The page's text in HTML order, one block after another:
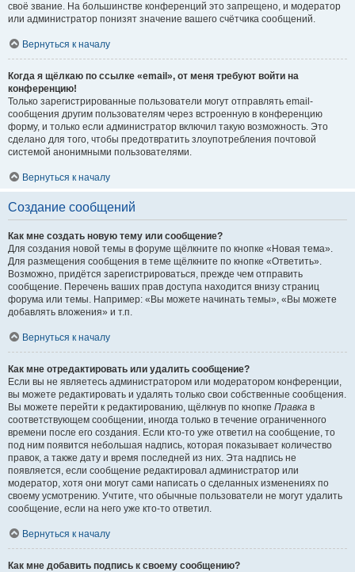
своё звание. На большинстве конференций это запрещено, и модератор
или администратор понизят значение вашего счётчика сообщений.
Вернуться к началу
Когда я щёлкаю по ссылке «email», от меня требуют войти на
конференцию!
Только зарегистрированные пользователи могут отправлять email-
сообщения другим пользователям через встроенную в конференцию
форму, и только если администратор включил такую возможность. Это
сделано для того, чтобы предотвратить злоупотребления почтовой
системой анонимными пользователями.
Вернуться к началу
Создание сообщений
Как мне создать новую тему или сообщение?
Для создания новой темы в форуме щёлкните по кнопке «Новая тема».
Для размещения сообщения в теме щёлкните по кнопке «Ответить».
Возможно, придётся зарегистрироваться, прежде чем отправить
сообщение. Перечень ваших прав доступа находится внизу страниц
форума или темы. Например: «Вы можете начинать темы», «Вы можете
добавлять вложения» и т.п.
Вернуться к началу
Как мне отредактировать или удалить сообщение?
Если вы не являетесь администратором или модератором конференции,
вы можете редактировать и удалять только свои собственные сообщения.
Вы можете перейти к редактированию, щёлкнув по кнопке Правка в
соответствующем сообщении, иногда только в течение ограниченного
времени после его создания. Если кто-то уже ответил на сообщение, то
под ним появится небольшая надпись, которая показывает количество
правок, а также дату и время последней из них. Эта надпись не
появляется, если сообщение редактировал администратор или
модератор, хотя они могут сами написать о сделанных изменениях по
своему усмотрению. Учтите, что обычные пользователи не могут удалить
сообщение, если на него уже кто-то ответил.
Вернуться к началу
Как мне добавить подпись к своему сообщению?